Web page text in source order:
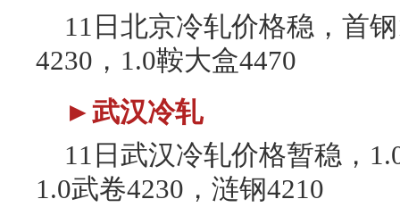
11日北京冷轧价格稳，首
4230，1.0鞍大盒4470
►武汉冷轧
11日武汉冷轧价格暂稳，
1.0武卷4230，涟钢4210